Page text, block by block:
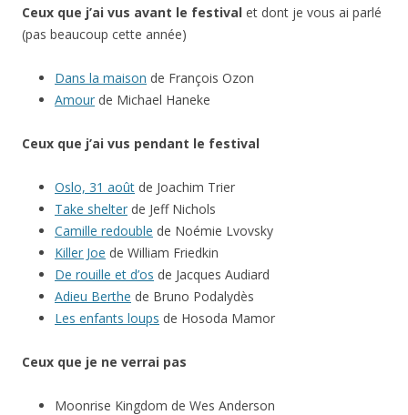
Ceux que j’ai vus avant le festival et dont je vous ai parlé
(pas beaucoup cette année)
Dans la maison de François Ozon
Amour de Michael Haneke
Ceux que j’ai vus pendant le festival
Oslo, 31 août de Joachim Trier
Take shelter de Jeff Nichols
Camille redouble de Noémie Lvovsky
Killer Joe de William Friedkin
De rouille et d’os de Jacques Audiard
Adieu Berthe de Bruno Podalydès
Les enfants loups de Hosoda Mamor
Ceux que je ne verrai pas
Moonrise Kingdom de Wes Anderson